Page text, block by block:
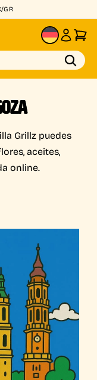
GR
DE
Grillz puedes
aceites,
online.